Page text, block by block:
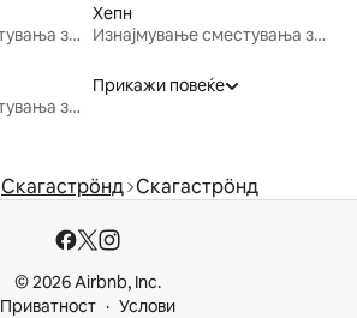
Изнајмување сместувања за одмор
Хепн
Изнајмување сместувања за одмор
Изнајмување сместувања за одмор
Прикажи повеќе
Скагастрöнд Скагастрöнд
© 2026 Airbnb, Inc.
Приватност
Услови